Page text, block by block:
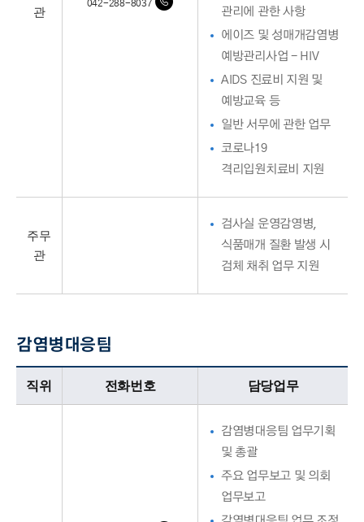
관
042-288-8037
관리에 관한 사항
에이즈 및 성매개감염병
예방관리사업 - HIV
AIDS 진료비 지원 및
예방교육 등
일반 서무에 관한 업무
코로나19
격리입원치료비 지원
주무
관
검사실 운영감영병,
식품매개 질환 발생 시
검체 채취 업무 지원
감염병대응팀
감염병대응팀업무담당자의 정보로 직위, 전화번호, 담당업무를 안내하고 있습니다
직위 전화번호 담당업무
감염병대응팀 업무기획
및 총괄
주요 업무보고 및 의회
업무보고